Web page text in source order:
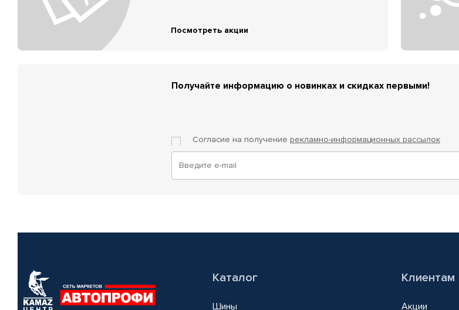
Посмотреть акции
Получайте информацию о новинках и скидках первыми!
Согласие на получение рекламно-информационных рассылок
Каталог
Шины
Клиентам
Акции